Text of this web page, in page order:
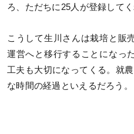
ろ、ただちに25人が登録してく
こうして生川さんは栽培と販
運営へと移行することになっ
工夫も大切になってくる。就
な時間の経過といえるだろう。